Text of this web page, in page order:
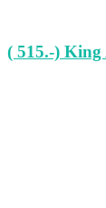
( 515.-)